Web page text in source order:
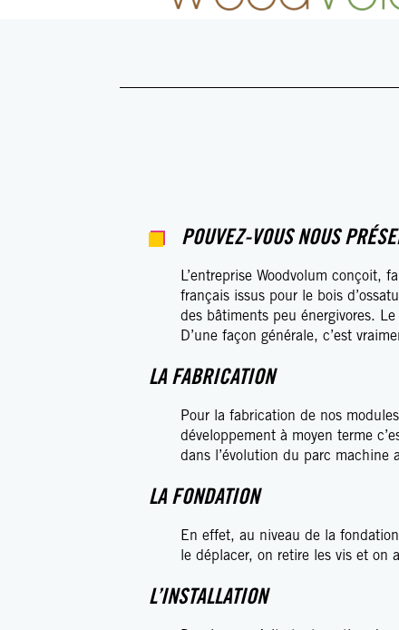
POUVEZ-VOUS NOUS
L’entreprise Woodvolum conçoit,
français issus pour le bois
des bâtiments peu énergivores.
D’une façon générale, c’est
LA FABRICATION
Pour la fabrication de nos
développement à moyen terme
dans l’évolution du parc
LA FONDATION
En effet, au niveau de la
le déplacer, on retire les vis et on
L’INSTALLATION